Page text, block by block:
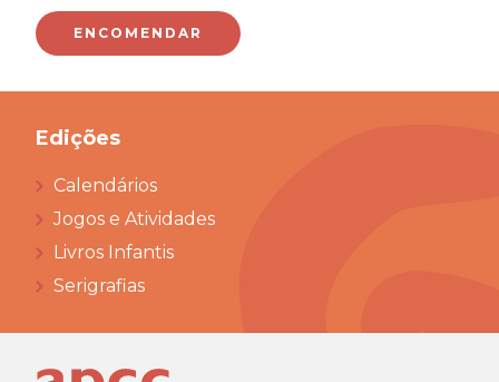
Edições
Calendários
Jogos e Atividades
Livros Infantis
Serigrafias
ENCOMENDAR